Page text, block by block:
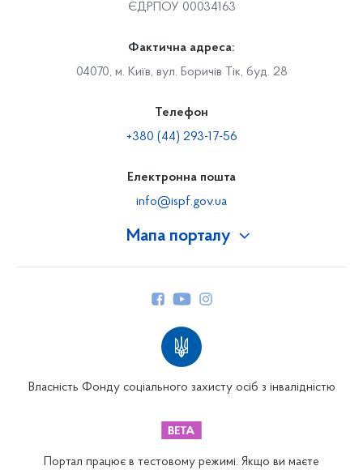
Мапа порталу
ЄДРПОУ 00034163
Фактична адреса:
04070, м. Київ, вул. Боричів Тік, буд. 28
Телефон
+380 (44) 293-17-56
Електронна пошта
info@ispf.gov.ua
Власність Фонду соціального захисту осіб з інвалідністю
Портал працює в тестовому режимі. Якщо ви маєте